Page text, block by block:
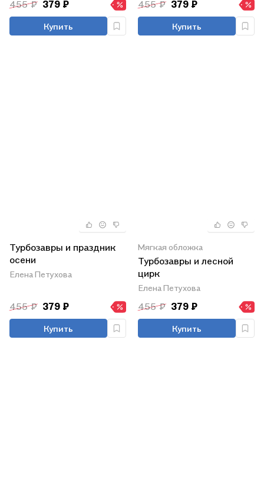
455 ₽ 379 ₽
Купить
455 ₽ 379 ₽
Купить
Турбозавры и праздник
осени
Елена Петухова
455 ₽ 379 ₽
Купить
Мягкая обложка
Турбозавры и лесной
цирк
Елена Петухова
455 ₽ 379 ₽
Купить